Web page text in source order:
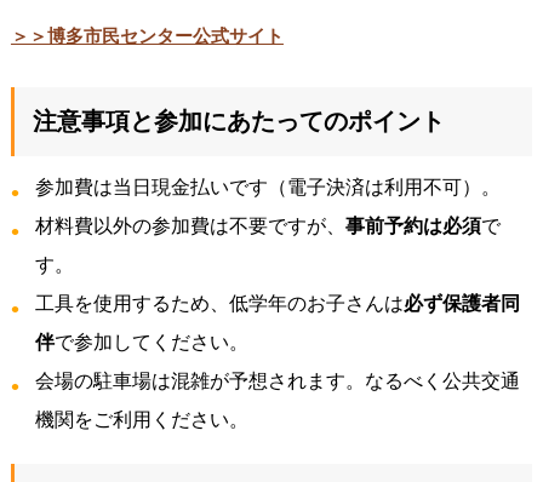
＞＞博多市民センター公式サイト
注意事項と参加にあたってのポイント
参加費は当日現金払いです（電子決済は利用不可）。
材料費以外の参加費は不要ですが、 事前予約は必須で
す。
工具を使用するため、低学年のお子さんは必ず保護者同
伴で参加してください。
会場の駐車場は混雑が予想されます。なるべく公共交通
機関をご利用ください。